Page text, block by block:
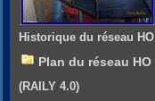
Historique du réseau HO
Plan du réseau HO
(RAILY 4.0)